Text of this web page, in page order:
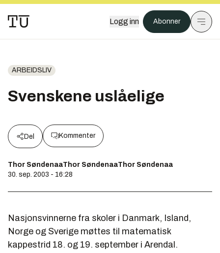
Logg inn Abonner
ARBEIDSLIV
Svenskene uslåelige
Del Kommenter
Thor SøndenaaThor SøndenaaThor Søndenaa
30. sep. 2003 - 16:28
Nasjonsvinnerne fra skoler i Danmark, Island,
Norge og Sverige møttes til matematisk
kappestrid 18. og 19. september i Arendal.